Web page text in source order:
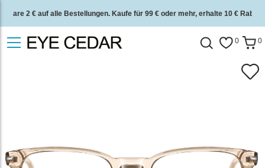
Spare 2 € auf alle Bestellungen. Kaufe für 99 € oder mehr, erhalte 10 € Rabatt.
2 Jahre Qualitätsgarantie und 30 Tage Geld-zurück-Garantie. 0 0